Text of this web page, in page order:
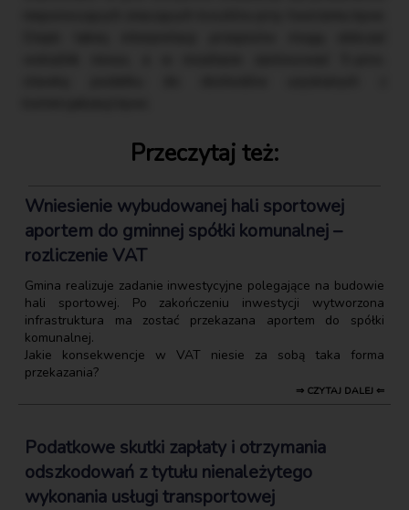
Przeczytaj też:
Wniesienie wybudowanej hali sportowej
aportem do gminnej spółki komunalnej –
rozliczenie VAT
Gmina realizuje zadanie inwestycyjne polegające na budowie
hali sportowej. Po zakończeniu inwestycji wytworzona
infrastruktura ma zostać przekazana aportem do spółki
komunalnej.
Jakie konsekwencje w VAT niesie za sobą taka forma
przekazania?
⇒ CZYTAJ DALEJ ⇐
Podatkowe skutki zapłaty i otrzymania
odszkodowań z tytułu nienależytego
wykonania usługi transportowej